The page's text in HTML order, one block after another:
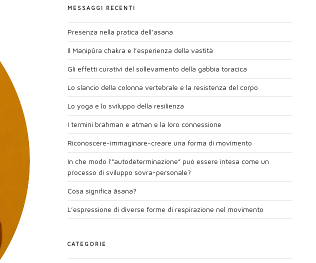
MESSAGGI RECENTI
Presenza nella pratica dell’asana
Il Maṇipūra chakra e l’esperienza della vastità
Gli effetti curativi del sollevamento della gabbia toracica
Lo slancio della colonna vertebrale e la resistenza del corpo
Lo yoga e lo sviluppo della resilienza
I termini brahman e atman e la loro connessione
Riconoscere-immaginare-creare una forma di movimento
In che modo l'”autodeterminazione” può essere intesa come un
processo di sviluppo sovra-personale?
Cosa significa āsana?
L’espressione di diverse forme di respirazione nel movimento
CATEGORIE